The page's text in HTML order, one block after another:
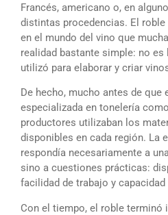
Francés, americano o, en
distintas procedencias. El
en el mundo del vino que
realidad bastante simple: no es
utilizó para elaborar y criar
De hecho, mucho antes de que
especializada en tonelería
productores utilizaban los
disponibles en cada región. La
respondía necesariamente a
sino a cuestiones prácticas:
facilidad de trabajo y
Con el tiempo, el roble terminó